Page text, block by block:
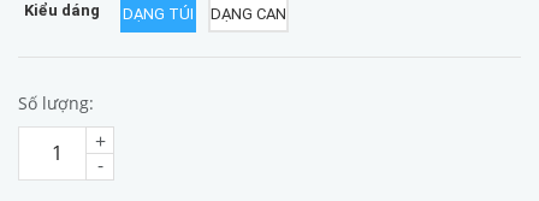
Kiểu dáng DẠNG TÚI DẠNG CAN
Số lượng:
-
+